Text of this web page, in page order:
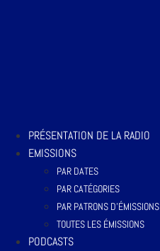
PRÉSENTATION DE LA RADIO
EMISSIONS
PAR DATES
PAR CATÉGORIES
PAR PATRONS D’ÉMISSIONS
TOUTES LES ÉMISSIONS
PODCASTS